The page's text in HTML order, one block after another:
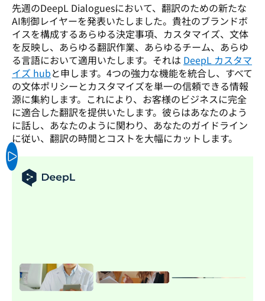
先週のDeepL Dialoguesにおいて、翻訳のための新たな
AI制御レイヤーを発表いたしました。貴社のブランドボ
イスを構成するあらゆる決定事項、カスタマイズ、文体
を反映し、あらゆる翻訳作業、あらゆるチーム、あらゆ
る言語において適用いたします。それは DeepL カスタマ
イズ hubと申します。4つの強力な機能を統合し、すべて
の文体ポリシーとカスタマイズを単一の信頼できる情報
源に集約します。これにより、お客様のビジネスに完全
に適合した翻訳を提供いたします。彼らはあなたのよう
に話し、あなたのように関わり、あなたのガイドライン
に従い、翻訳の時間とコストを大幅にカットします。